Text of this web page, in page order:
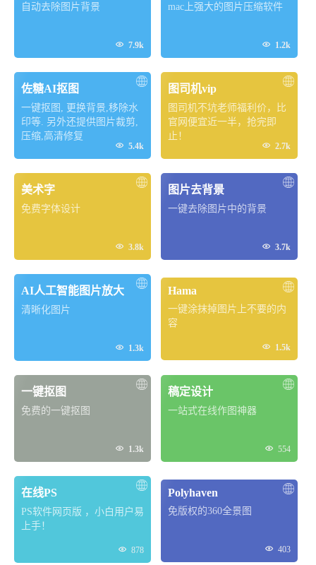
自动去除图片背景
 7.9k
mac上强大的图片压缩软件
 1.2k
佐糖AI抠图
一键抠图, 更换背景,移除水
印等. 另外还提供图片裁剪,
压缩,高清修复
 5.4k
图司机vip
图司机不坑老师福利价，比
官网便宜近一半，抢完即
止！
 2.7k
美术字
免费字体设计
 3.8k
图片去背景
一键去除图片中的背景
 3.7k
AI人工智能图片放大
清晰化图片
 1.3k
Hama
一键涂抹掉图片上不要的内
容
 1.5k
一键抠图
免费的一键抠图
 1.3k
稿定设计
一站式在线作图神器
 554
在线PS
PS软件网页版 ，小白用户易
上手！
 878
Polyhaven
免版权的360全景图
 403